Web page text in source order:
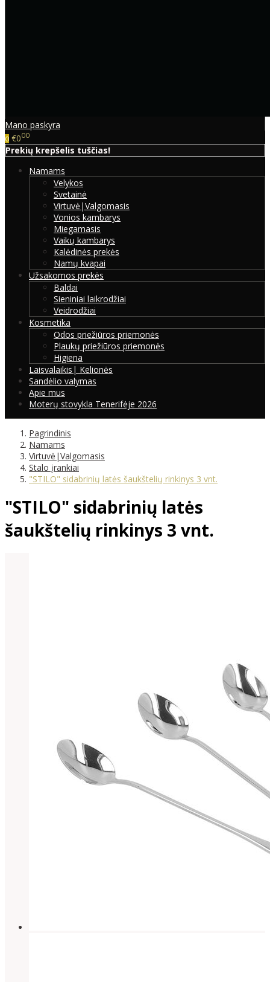
Mano paskyra
0 €000
Prekių krepšelis tuščias!
Namams
Velykos
Svetainė
Virtuvė|Valgomasis
Vonios kambarys
Miegamasis
Vaikų kambarys
Kalėdinės prekės
Namų kvapai
Užsakomos prekės
Baldai
Sieniniai laikrodžiai
Veidrodžiai
Kosmetika
Odos priežiūros priemonės
Plaukų priežiūros priemonės
Higiena
Laisvalaikis| Kelionės
Sandėlio valymas
Apie mus
Moterų stovykla Tenerifėje 2026
Pagrindinis
Namams
Virtuvė|Valgomasis
Stalo įrankiai
"STILO" sidabrinių latės šaukštelių rinkinys 3 vnt.
"STILO" sidabrinių latės
šaukštelių rinkinys 3 vnt.